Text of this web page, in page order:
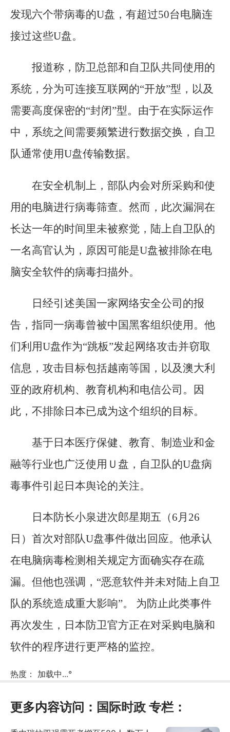
发现六个带病毒的U盘，有超过50台电脑连
接过这些U盘。
报道称，防卫总部和自卫队共同使用的
系统，分为可连接互联网的“开放”型，以及
需要高度保密的“封闭”型。由于在实际运作
中，系统之间需要频繁进行数据交换，自卫
队通常使用U盘传输数据。
在安全机制上，部队内会对所采购和使
用的电脑进行病毒筛查。然而，此次漏洞在
长达一年的时间里未被察觉，陆上自卫队的
一名高官认为，原因可能是U盘被排除在电
脑安全软件的病毒扫描外。
日经引述美国一家网络安全公司的报
告，指同一病毒曾被中国黑客组织使用。他
们利用U盘作为“跳板”发起网络攻击并窃取
信息，攻击目标包括越南等国，以及澳大利
亚的政府机构、教育机构和电信公司。因
此，不排除日本已成为这个组织的目标。
基于日本医疗保健、教育、制造业和金
融等行业也广泛使用Ｕ盘，自卫队的U盘病
毒事件引起日本舆论的关注。
日本防长小泉进次郎星期五（6月26
日）首次对部队U盘事件做出回应。他承认
在电脑病毒检测相关规定方面确实存在疏
漏。但他也强调，“恶意软件并未对陆上自卫
队的系统造成重大影响”。 为防止此类事件
再次发生，日本防卫官方正在对采购电脑和
软件的程序进行更严格的监控。
热度： 加载中...°
更多内容访问： 国际时政 专栏：